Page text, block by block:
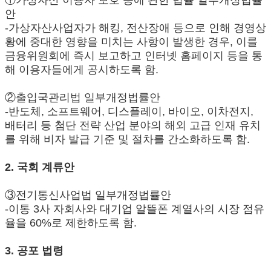
안
-가상자산사업자가 해킹, 전산장애 등으로 인해 경영상
황에 중대한 영향을 미치는 사항이 발생한 경우, 이를
금융위원회에 즉시 보고하고 인터넷 홈페이지 등을 통
해 이용자들에게 공시하도록 함.
②출입국관리법 일부개정법률안
-반도체, 소프트웨어, 디스플레이, 바이오, 이차전지,
배터리 등 첨단 전략 산업 분야의 해외 고급 인재 유치
를 위해 비자 발급 기준 및 절차를 간소화하도록 함.
2. 국회 계류안
③전기통신사업법 일부개정법률안
-이통 3사 자회사와 대기업 알뜰폰 계열사의 시장 점유
율을 60%로 제한하도록 함.
3. 공포 법령